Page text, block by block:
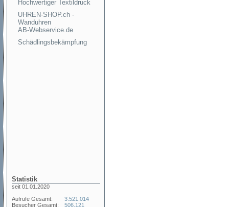
Hochwertiger Textildruck
UHREN-SHOP.ch -
Wanduhren
AB-Webservice.de
Schädlingsbekämpfung
Statistik
seit 01.01.2020
Aufrufe Gesamt:
Besucher Gesamt:
3.521.014
506.121